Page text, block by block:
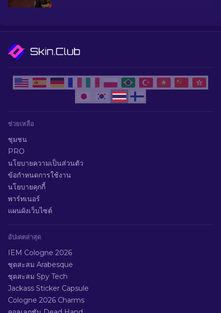
ช่วยเหลือ
ชุมชน
PRO
นโยบายความเป็นส่วนตัว
ข้อกำหนดการใช้งาน
นโยบายคุกกี้
พาร์ทเนอร์
แผนผังเว็บไซต์
อัปเดตล่าสุด
IEM Cologne 2026
ชุดสะสม Arabesque
ชุดสะสม Spy Tech
Jackass Sticker Capsule
Cologne 2026 Charms